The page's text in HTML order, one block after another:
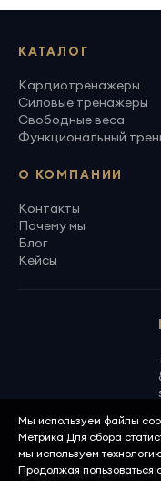
КАТАЛОГ
Кардиотренажеры
Силовые тренажеры
Свободные веса
Функциональный
О КОМПАНИИ
Контакты
Почему мы
Блог
Кейсы
ООО «Голденджим» ·
Мы используем файлы
Метрика Для сбора
мы используем
Продолжая пользоваться